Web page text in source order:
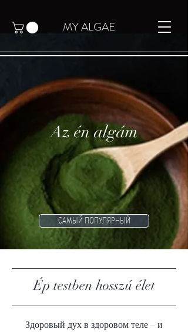
MY ALGAE
Az én algám
САМЫЙ ПОПУЛЯРНЫЙ
Ép testben hosszú élet
Здоровый дух в здоровом теле – и